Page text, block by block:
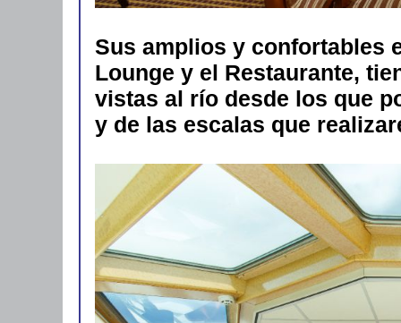
Sus amplios y confortables
Lounge y el Restaurante,
vistas al río desde los que
y de las escalas que